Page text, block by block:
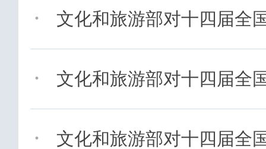
· 文化和旅游部对十四届全
· 文化和旅游部对十四届全
· 文化和旅游部对十四届全